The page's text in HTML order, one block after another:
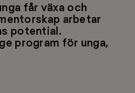
får växa och
arbetar
potential.
program för unga,